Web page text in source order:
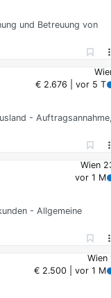
und Betreuung von
€ 2.676 | vor 5 T
- Auftragsannahme,
Wien
vor 1 M
- Allgemeine
Wien
€ 2.500 | vor 1 M